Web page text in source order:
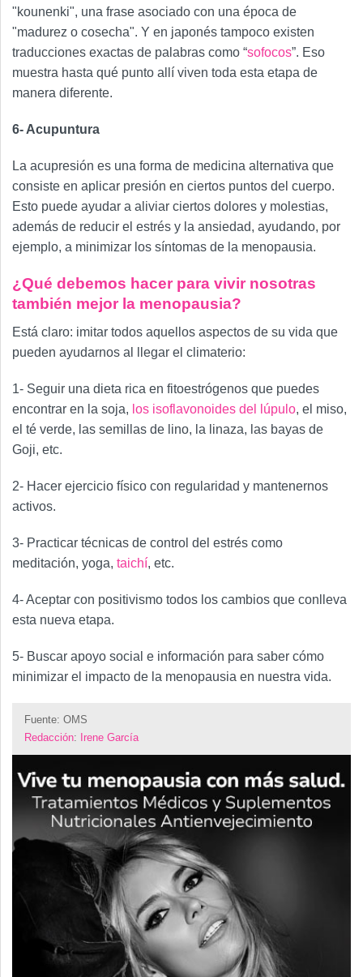
"kounenki", una frase asociado con una época de
"madurez o cosecha". Y en japonés tampoco existen
traducciones exactas de palabras como “sofocos”. Eso
muestra hasta qué punto allí viven toda esta etapa de
manera diferente.
6- Acupuntura
La acupresión es una forma de medicina alternativa que
consiste en aplicar presión en ciertos puntos del cuerpo.
Esto puede ayudar a aliviar ciertos dolores y molestias,
además de reducir el estrés y la ansiedad, ayudando, por
ejemplo, a minimizar los síntomas de la menopausia.
¿Qué debemos hacer para vivir nosotras
también mejor la menopausia?
Está claro: imitar todos aquellos aspectos de su vida que
pueden ayudarnos al llegar el climaterio:
1- Seguir una dieta rica en fitoestrógenos que puedes
encontrar en la soja, los isoflavonoides del lúpulo, el miso,
el té verde, las semillas de lino, la linaza, las bayas de
Goji, etc.
2- Hacer ejercicio físico con regularidad y mantenernos
activos.
3- Practicar técnicas de control del estrés como
meditación, yoga, taichí, etc.
4- Aceptar con positivismo todos los cambios que conlleva
esta nueva etapa.
5- Buscar apoyo social e información para saber cómo
minimizar el impacto de la menopausia en nuestra vida.
Fuente: OMS
Redacción: Irene García